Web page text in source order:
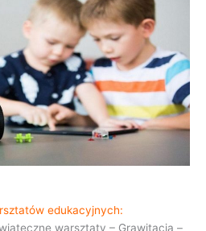
edukacyjnych:
warsztaty – Grawitacja –